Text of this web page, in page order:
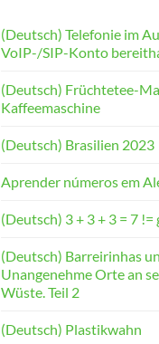
(Deutsch) Telefonie im
VoIP-/SIP-Konto
(Deutsch) Früchtetee-
Kaffeemaschine
(Deutsch) Brasilien 2023
Aprender números em
(Deutsch) 3 + 3 + 3 = 7 !=
(Deutsch) Barreirinhas
Unangenehme Orte an
Wüste. Teil 2
(Deutsch) Plastikwahn